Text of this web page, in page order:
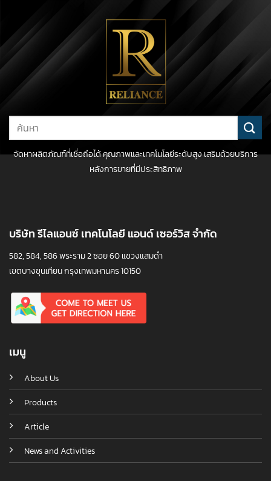
Search
for:
จัดหาผลิตภัณฑ์ที่เชื่อถือได้ คุณภาพและเทคโนโลยีระดับสูง เสริมด้วยบริการ
หลังการขายที่มีประสิทธิภาพ
เมนู
About Us
Products
Article
News and Activities
บริษัท รีไลแอนซ์ เทคโนโลยี แอนด์ เซอร์วิส จำกัด
582, 584, 586 พระราม 2 ซอย 60 แขวงแสมดำ
เขตบางขุนเทียน กรุงเทพมหานคร 10150